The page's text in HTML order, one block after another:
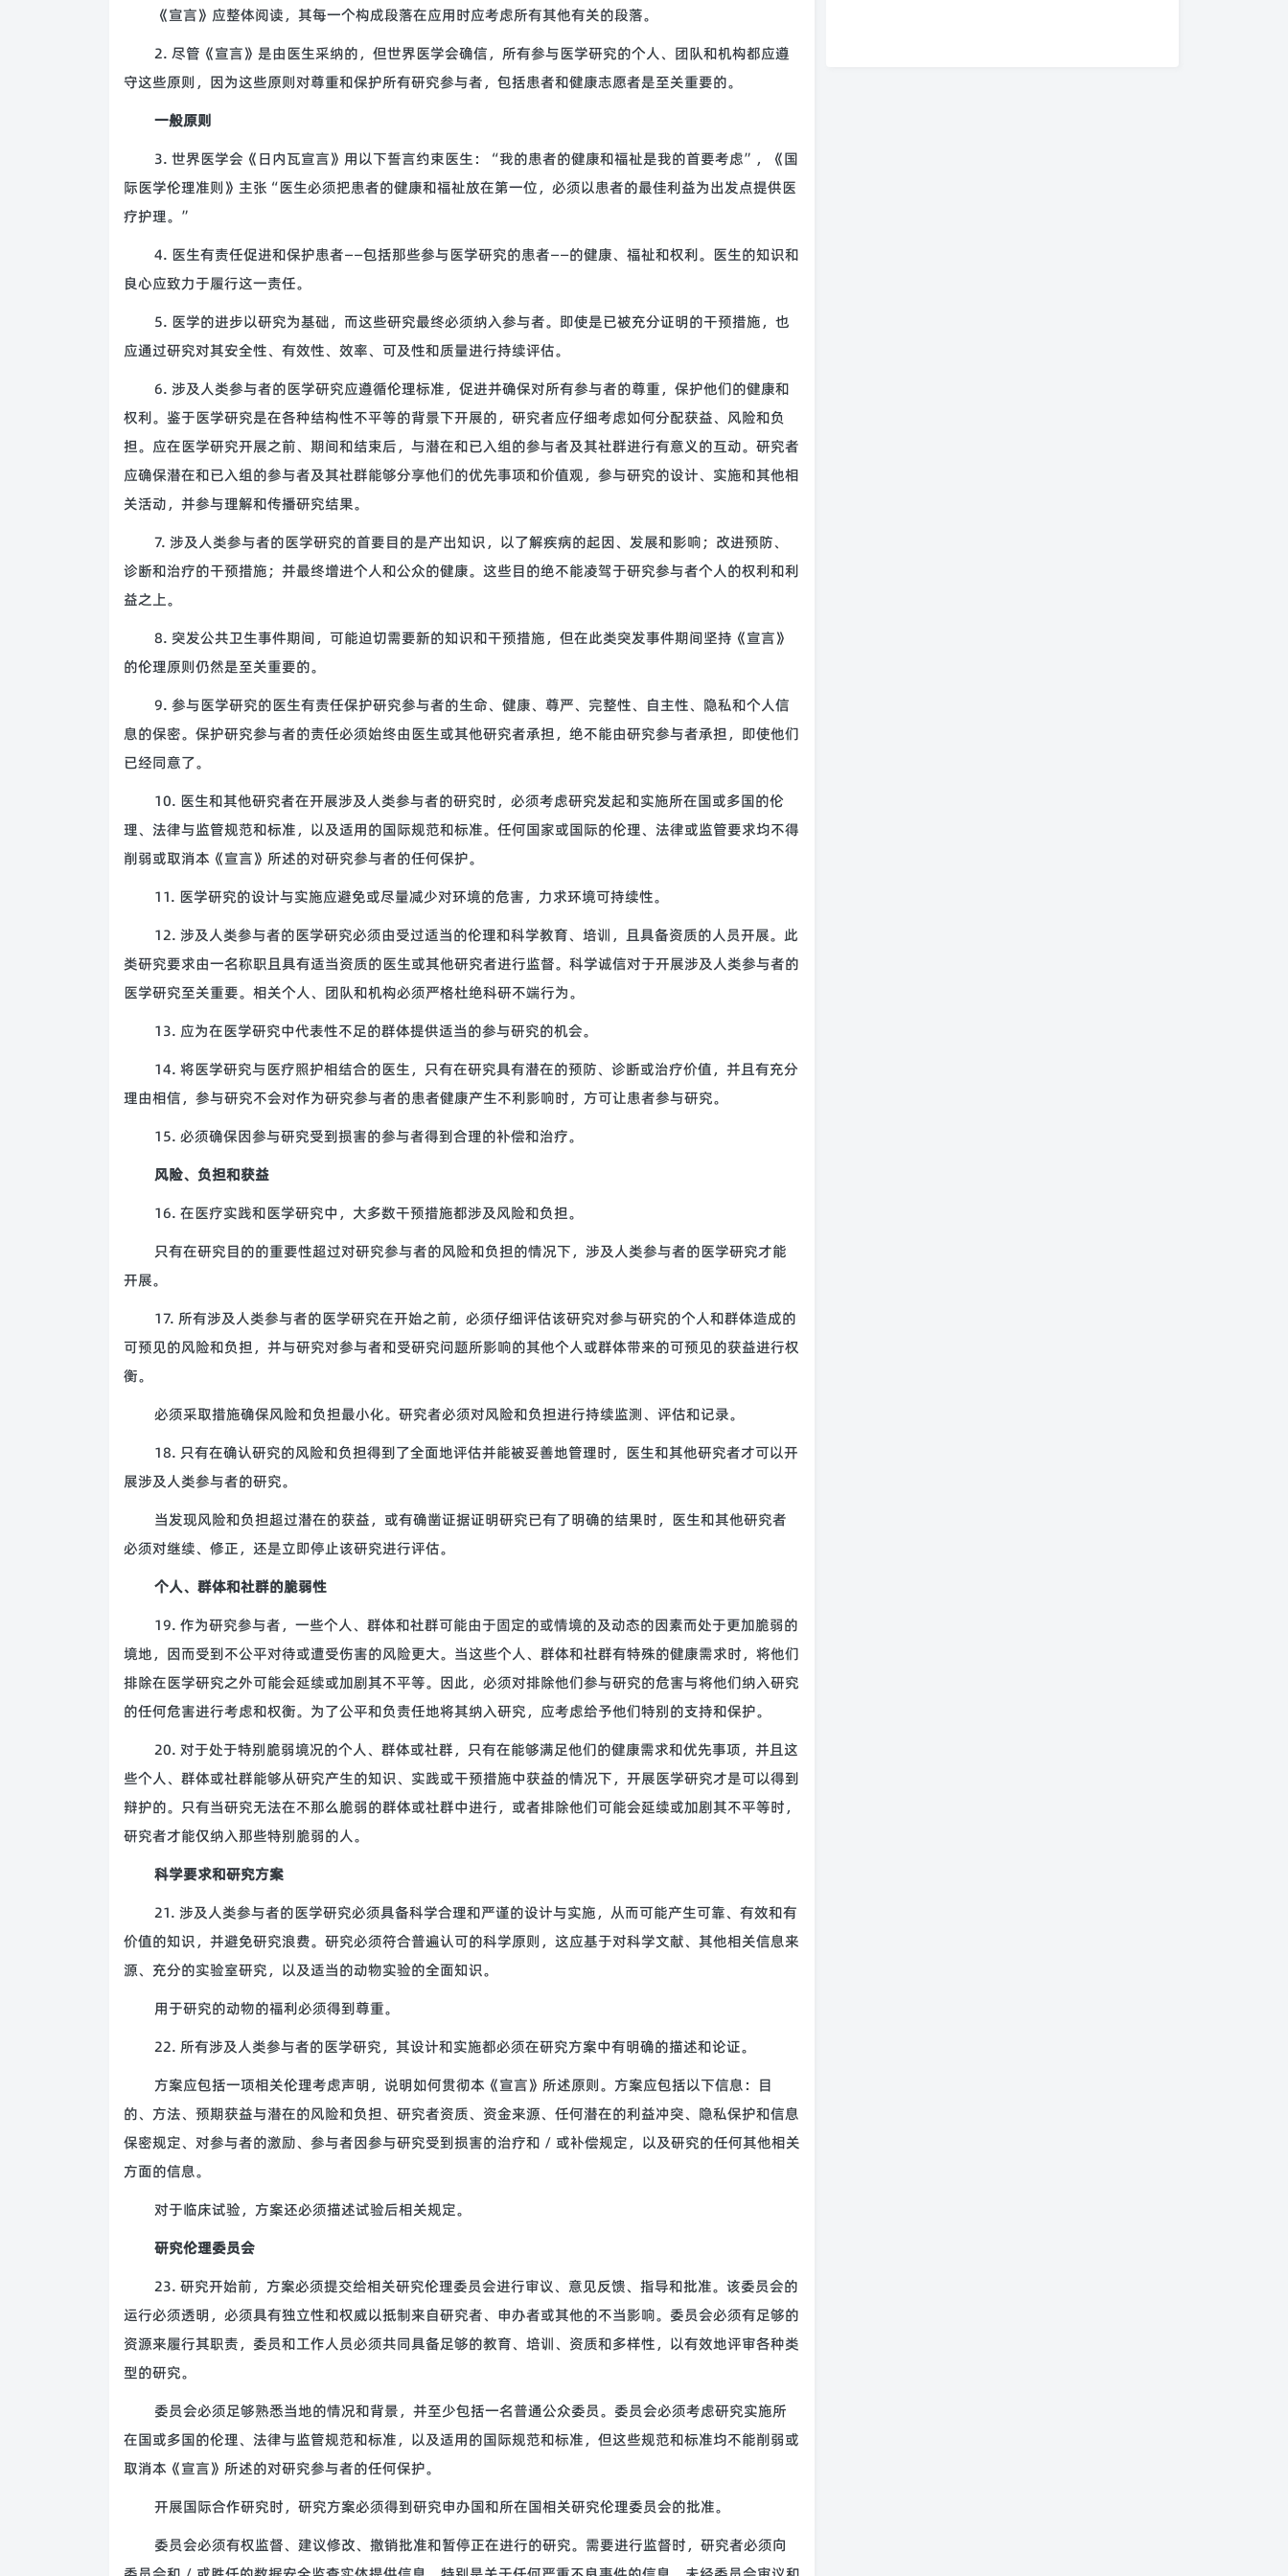
《宣言》应整体阅读，其每一个构成段落在应用时应考虑所有其他有关的段落。
2. 尽管《宣言》是由医生采纳的，但世界医学会确信，所有参与医学研究的个人、团队和机构都应遵
守这些原则，因为这些原则对尊重和保护所有研究参与者，包括患者和健康志愿者是至关重要的。
一般原则
3. 世界医学会《日内瓦宣言》用以下誓言约束医生：“我的患者的健康和福祉是我的首要考虑”，《国
际医学伦理准则》主张“医生必须把患者的健康和福祉放在第一位，必须以患者的最佳利益为出发点提供医
疗护理。”
4. 医生有责任促进和保护患者——包括那些参与医学研究的患者——的健康、福祉和权利。医生的知识和
良心应致力于履行这一责任。
5. 医学的进步以研究为基础，而这些研究最终必须纳入参与者。即使是已被充分证明的干预措施，也
应通过研究对其安全性、有效性、效率、可及性和质量进行持续评估。
6. 涉及人类参与者的医学研究应遵循伦理标准，促进并确保对所有参与者的尊重，保护他们的健康和
权利。鉴于医学研究是在各种结构性不平等的背景下开展的，研究者应仔细考虑如何分配获益、风险和负
担。应在医学研究开展之前、期间和结束后，与潜在和已入组的参与者及其社群进行有意义的互动。研究者
应确保潜在和已入组的参与者及其社群能够分享他们的优先事项和价值观，参与研究的设计、实施和其他相
关活动，并参与理解和传播研究结果。
7. 涉及人类参与者的医学研究的首要目的是产出知识，以了解疾病的起因、发展和影响；改进预防、
诊断和治疗的干预措施；并最终增进个人和公众的健康。这些目的绝不能凌驾于研究参与者个人的权利和利
益之上。
8. 突发公共卫生事件期间，可能迫切需要新的知识和干预措施，但在此类突发事件期间坚持《宣言》
的伦理原则仍然是至关重要的。
9. 参与医学研究的医生有责任保护研究参与者的生命、健康、尊严、完整性、自主性、隐私和个人信
息的保密。保护研究参与者的责任必须始终由医生或其他研究者承担，绝不能由研究参与者承担，即使他们
已经同意了。
10. 医生和其他研究者在开展涉及人类参与者的研究时，必须考虑研究发起和实施所在国或多国的伦
理、法律与监管规范和标准，以及适用的国际规范和标准。任何国家或国际的伦理、法律或监管要求均不得
削弱或取消本《宣言》所述的对研究参与者的任何保护。
11. 医学研究的设计与实施应避免或尽量减少对环境的危害，力求环境可持续性。
12. 涉及人类参与者的医学研究必须由受过适当的伦理和科学教育、培训，且具备资质的人员开展。此
类研究要求由一名称职且具有适当资质的医生或其他研究者进行监督。科学诚信对于开展涉及人类参与者的
医学研究至关重要。相关个人、团队和机构必须严格杜绝科研不端行为。
13. 应为在医学研究中代表性不足的群体提供适当的参与研究的机会。
14. 将医学研究与医疗照护相结合的医生，只有在研究具有潜在的预防、诊断或治疗价值，并且有充分
理由相信，参与研究不会对作为研究参与者的患者健康产生不利影响时，方可让患者参与研究。
15. 必须确保因参与研究受到损害的参与者得到合理的补偿和治疗。
风险、负担和获益
16. 在医疗实践和医学研究中，大多数干预措施都涉及风险和负担。
只有在研究目的的重要性超过对研究参与者的风险和负担的情况下，涉及人类参与者的医学研究才能
开展。
17. 所有涉及人类参与者的医学研究在开始之前，必须仔细评估该研究对参与研究的个人和群体造成的
可预见的风险和负担，并与研究对参与者和受研究问题所影响的其他个人或群体带来的可预见的获益进行权
衡。
必须采取措施确保风险和负担最小化。研究者必须对风险和负担进行持续监测、评估和记录。
18. 只有在确认研究的风险和负担得到了全面地评估并能被妥善地管理时，医生和其他研究者才可以开
展涉及人类参与者的研究。
当发现风险和负担超过潜在的获益，或有确凿证据证明研究已有了明确的结果时，医生和其他研究者
必须对继续、修正，还是立即停止该研究进行评估。
个人、群体和社群的脆弱性
19. 作为研究参与者，一些个人、群体和社群可能由于固定的或情境的及动态的因素而处于更加脆弱的
境地，因而受到不公平对待或遭受伤害的风险更大。当这些个人、群体和社群有特殊的健康需求时，将他们
排除在医学研究之外可能会延续或加剧其不平等。因此，必须对排除他们参与研究的危害与将他们纳入研究
的任何危害进行考虑和权衡。为了公平和负责任地将其纳入研究，应考虑给予他们特别的支持和保护。
20. 对于处于特别脆弱境况的个人、群体或社群，只有在能够满足他们的健康需求和优先事项，并且这
些个人、群体或社群能够从研究产生的知识、实践或干预措施中获益的情况下，开展医学研究才是可以得到
辩护的。只有当研究无法在不那么脆弱的群体或社群中进行，或者排除他们可能会延续或加剧其不平等时，
研究者才能仅纳入那些特别脆弱的人。
科学要求和研究方案
21. 涉及人类参与者的医学研究必须具备科学合理和严谨的设计与实施，从而可能产生可靠、有效和有
价值的知识，并避免研究浪费。研究必须符合普遍认可的科学原则，这应基于对科学文献、其他相关信息来
源、充分的实验室研究，以及适当的动物实验的全面知识。
用于研究的动物的福利必须得到尊重。
22. 所有涉及人类参与者的医学研究，其设计和实施都必须在研究方案中有明确的描述和论证。
方案应包括一项相关伦理考虑声明，说明如何贯彻本《宣言》所述原则。方案应包括以下信息：目
的、方法、预期获益与潜在的风险和负担、研究者资质、资金来源、任何潜在的利益冲突、隐私保护和信息
保密规定、对参与者的激励、参与者因参与研究受到损害的治疗和 / 或补偿规定，以及研究的任何其他相关
方面的信息。
对于临床试验，方案还必须描述试验后相关规定。
研究伦理委员会
23. 研究开始前，方案必须提交给相关研究伦理委员会进行审议、意见反馈、指导和批准。该委员会的
运行必须透明，必须具有独立性和权威以抵制来自研究者、申办者或其他的不当影响。委员会必须有足够的
资源来履行其职责，委员和工作人员必须共同具备足够的教育、培训、资质和多样性，以有效地评审各种类
型的研究。
委员会必须足够熟悉当地的情况和背景，并至少包括一名普通公众委员。委员会必须考虑研究实施所
在国或多国的伦理、法律与监管规范和标准，以及适用的国际规范和标准，但这些规范和标准均不能削弱或
取消本《宣言》所述的对研究参与者的任何保护。
开展国际合作研究时，研究方案必须得到研究申办国和所在国相关研究伦理委员会的批准。
委员会必须有权监督、建议修改、撤销批准和暂停正在进行的研究。需要进行监督时，研究者必须向